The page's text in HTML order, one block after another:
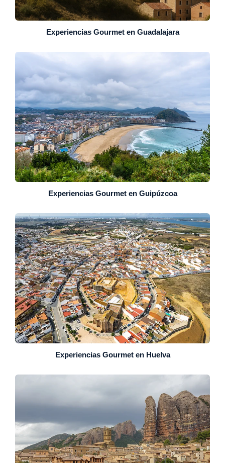
Experiencias Gourmet en Guadalajara
Experiencias Gourmet en Guipúzcoa
Experiencias Gourmet en Huelva